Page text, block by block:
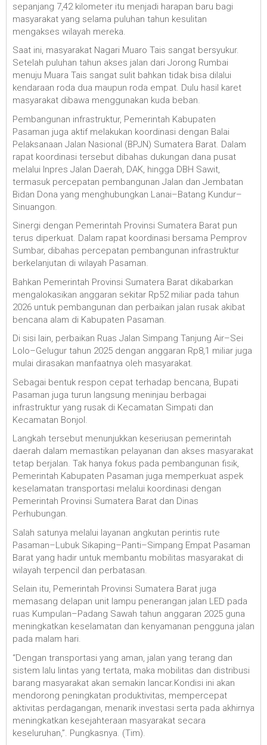
sepanjang 7,42 kilometer itu menjadi harapan baru bagi
masyarakat yang selama puluhan tahun kesulitan
mengakses wilayah mereka.
Saat ini, masyarakat Nagari Muaro Tais sangat bersyukur.
Setelah puluhan tahun akses jalan dari Jorong Rumbai
menuju Muara Tais sangat sulit bahkan tidak bisa dilalui
kendaraan roda dua maupun roda empat. Dulu hasil karet
masyarakat dibawa menggunakan kuda beban.
Pembangunan infrastruktur, Pemerintah Kabupaten
Pasaman juga aktif melakukan koordinasi dengan Balai
Pelaksanaan Jalan Nasional (BPJN) Sumatera Barat. Dalam
rapat koordinasi tersebut dibahas dukungan dana pusat
melalui Inpres Jalan Daerah, DAK, hingga DBH Sawit,
termasuk percepatan pembangunan Jalan dan Jembatan
Bidan Dona yang menghubungkan Lanai–Batang Kundur–
Sinuangon.
Sinergi dengan Pemerintah Provinsi Sumatera Barat pun
terus diperkuat. Dalam rapat koordinasi bersama Pemprov
Sumbar, dibahas percepatan pembangunan infrastruktur
berkelanjutan di wilayah Pasaman.
Bahkan Pemerintah Provinsi Sumatera Barat dikabarkan
mengalokasikan anggaran sekitar Rp52 miliar pada tahun
2026 untuk pembangunan dan perbaikan jalan rusak akibat
bencana alam di Kabupaten Pasaman.
Di sisi lain, perbaikan Ruas Jalan Simpang Tanjung Air–Sei
Lolo–Gelugur tahun 2025 dengan anggaran Rp8,1 miliar juga
mulai dirasakan manfaatnya oleh masyarakat.
Sebagai bentuk respon cepat terhadap bencana, Bupati
Pasaman juga turun langsung meninjau berbagai
infrastruktur yang rusak di Kecamatan Simpati dan
Kecamatan Bonjol.
Langkah tersebut menunjukkan keseriusan pemerintah
daerah dalam memastikan pelayanan dan akses masyarakat
tetap berjalan. Tak hanya fokus pada pembangunan fisik,
Pemerintah Kabupaten Pasaman juga memperkuat aspek
keselamatan transportasi melalui koordinasi dengan
Pemerintah Provinsi Sumatera Barat dan Dinas
Perhubungan.
Salah satunya melalui layanan angkutan perintis rute
Pasaman–Lubuk Sikaping–Panti–Simpang Empat Pasaman
Barat yang hadir untuk membantu mobilitas masyarakat di
wilayah terpencil dan perbatasan.
Selain itu, Pemerintah Provinsi Sumatera Barat juga
memasang delapan unit lampu penerangan jalan LED pada
ruas Kumpulan–Padang Sawah tahun anggaran 2025 guna
meningkatkan keselamatan dan kenyamanan pengguna jalan
pada malam hari.
“Dengan transportasi yang aman, jalan yang terang dan
sistem lalu lintas yang tertata, maka mobilitas dan distribusi
barang masyarakat akan semakin lancar.Kondisi ini akan
mendorong peningkatan produktivitas, mempercepat
aktivitas perdagangan, menarik investasi serta pada akhirnya
meningkatkan kesejahteraan masyarakat secara
keseluruhan,”. Pungkasnya. (Tim).